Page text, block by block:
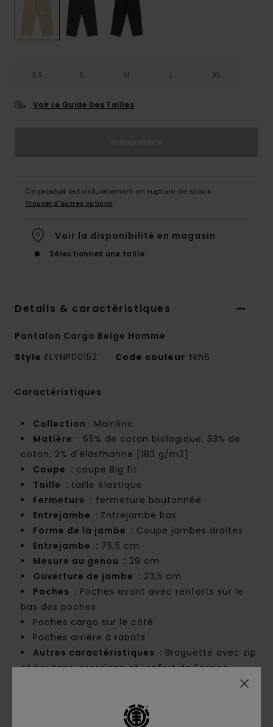
XS S M L XL
Voir Le Guide Des Tailles
Ce produit est actuellement en rupture de stock.
Trouver d'autres options
Voir la disponibilité en magasin
Sélectionnez une taille
Details & caractéristiques
Pantalon Cargo Beige Homme
Style ELYNP00152 Code couleur tkh6
Caractéristiques
Collection : Mainline
Matière : 65% de coton biologique, 33% de
coton, 2% d'élasthanne [183 g/m2]
Coupe : coupe Big fit
Taille : taille élastique
Fermeture : fermeture boutonnée
Entrejambe : Entrejambe bas
Forme de la jambe : Coupe jambes droites
Entrejambe : 75,5 cm
Mesure au genou : 29 cm
Ouverture de jambe : 23,5 cm
Poches : Poches avant avec renforts sur le
bas des poches
Poches cargo sur le côté
Poches arrière à rabats
Autres caractéristiques : Braguette avec zip
et boutons-pressionn et renfort de l'assise
[Matière principale] 65% Coton